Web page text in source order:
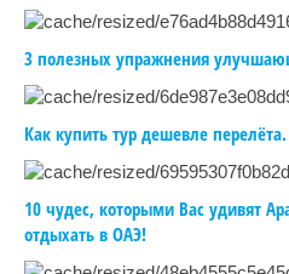
3 полезных упражнения
Как купить тур дешевле
10 чудес, которыми Вас удивят
отдыхать в ОАЭ!